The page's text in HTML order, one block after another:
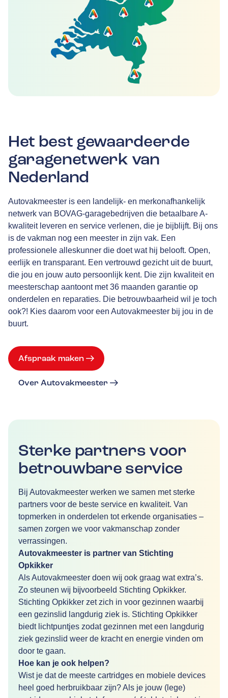
Het best gewaardeerde
garagenetwerk van
Nederland
Autovakmeester is een landelijk- en merkonafhankelijk
netwerk van BOVAG-garagebedrijven die betaalbare A-
kwaliteit leveren en service verlenen, die je bijblijft. Bij ons
is de vakman nog een meester in zijn vak. Een
professionele alleskunner die doet wat hij belooft. Open,
eerlijk en transparant. Een vertrouwd gezicht uit de buurt,
die jou en jouw auto persoonlijk kent. Die zijn kwaliteit en
meesterschap aantoont met 36 maanden garantie op
onderdelen en reparaties. Die betrouwbaarheid wil je toch
ook?! Kies daarom voor een Autovakmeester bij jou in de
buurt.
Afspraak maken
Over Autovakmeester
Sterke partners voor
betrouwbare service
Bij Autovakmeester werken we samen met sterke
partners voor de beste service en kwaliteit. Van
topmerken in onderdelen tot erkende organisaties –
samen zorgen we voor vakmanschap zonder
verrassingen.
Autovakmeester is partner van Stichting
Opkikker
Als Autovakmeester doen wĳ ook graag wat extra’s.
Zo steunen wĳ bĳvoorbeeld Stichting Opkikker.
Stichting Opkikker zet zich in voor gezinnen waarbĳ
een gezinslid langdurig ziek is. Stichting Opkikker
biedt lichtpuntjes zodat gezinnen met een langdurig
ziek gezinslid weer de kracht en energie vinden om
door te gaan.
Hoe kan je ook helpen?
Wist je dat de meeste cartridges en mobiele devices
heel goed herbruikbaar zĳn? Als je jouw (lege)